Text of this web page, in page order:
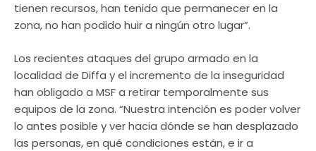
tienen recursos, han tenido que permanecer en la
zona, no han podido huir a ningún otro lugar”.
Los recientes ataques del grupo armado en la
localidad de Diffa y el incremento de la inseguridad
han obligado a MSF a retirar temporalmente sus
equipos de la zona. “Nuestra intención es poder volver
lo antes posible y ver hacia dónde se han desplazado
las personas, en qué condiciones están, e ir a